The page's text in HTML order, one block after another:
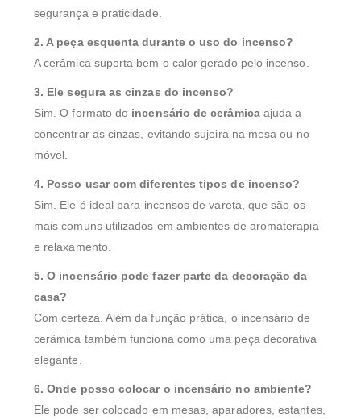
segurança e praticidade.
2. A peça esquenta durante o uso do incenso?
A cerâmica suporta bem o calor gerado pelo incenso.
3. Ele segura as cinzas do incenso?
Sim. O formato do incensário de cerâmicaajuda a
concentrar as cinzas, evitando sujeira na mesa ou no
móvel.
4. Posso usar com diferentes tipos de incenso?
Sim. Ele é ideal para incensos de vareta, que são os
mais comuns utilizados em ambientes de aromaterapia
e relaxamento.
5. O incensário pode fazer parte da decoração da
casa?
Com certeza. Além da função prática, o incensário de
cerâmica também funciona como uma peça decorativa
elegante.
6. Onde posso colocar o incensário no ambiente?
Ele pode ser colocado em mesas, aparadores, estantes,